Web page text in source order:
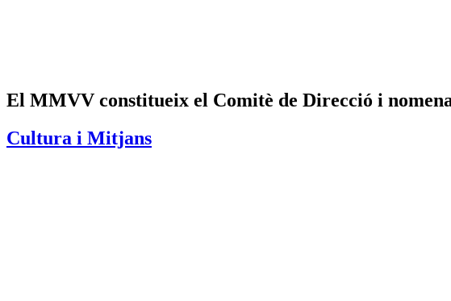
El MMVV constitueix el Comitè de Direcció i
Cultura i Mitjans